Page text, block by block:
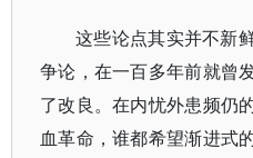
这些论点其实并不新
争论，在一百多年前就曾
了改良。在内忧外患频仍
血革命，谁都希望渐进式